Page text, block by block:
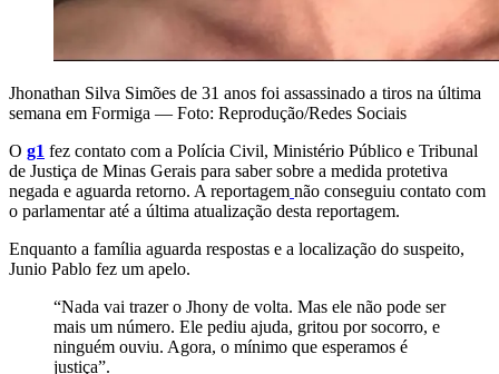
Jhonathan Silva Simões de 31 anos foi assassinado a tiros na última
semana em Formiga — Foto: Reprodução/Redes Sociais
O g1 fez contato com a Polícia Civil, Ministério Público e Tribunal
de Justiça de Minas Gerais para saber sobre a medida protetiva
negada e aguarda retorno. A reportagem não conseguiu contato com
o parlamentar até a última atualização desta reportagem.
Enquanto a família aguarda respostas e a localização do suspeito,
Junio Pablo fez um apelo.
“Nada vai trazer o Jhony de volta. Mas ele não pode ser
mais um número. Ele pediu ajuda, gritou por socorro, e
ninguém ouviu. Agora, o mínimo que esperamos é
justiça”.